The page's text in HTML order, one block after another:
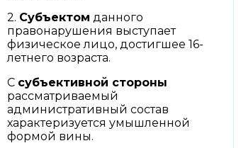
2. Субъектом данного
правонарушения выступает
физическое лицо, достигшее 16-
летнего возраста.
С субъективной стороны
рассматриваемый
административный состав
характеризуется умышленной
формой вины.